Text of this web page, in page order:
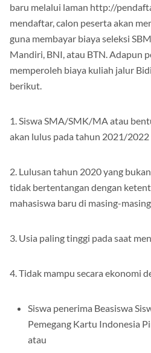
baru melalui laman http://
mendaftar, calon peserta akan
guna membayar biaya seleksi
Mandiri, BNI, atau BTN. Adapun
memperoleh biaya kuliah jalur
berikut.
1. Siswa SMA/SMK/MA atau
akan lulus pada tahun 2021/2022
2. Lulusan tahun 2020 yang
tidak bertentangan dengan
mahasiswa baru di masing-
3. Usia paling tinggi pada saat
4. Tidak mampu secara ekonomi
Siswa penerima Beasiswa
Pemegang Kartu Indonesia
atau